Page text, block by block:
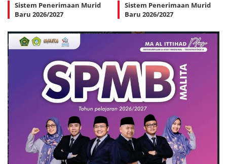
Sistem Penerimaan Murid
Baru 2026/2027
Sistem Penerimaan Murid
Baru 2026/2027